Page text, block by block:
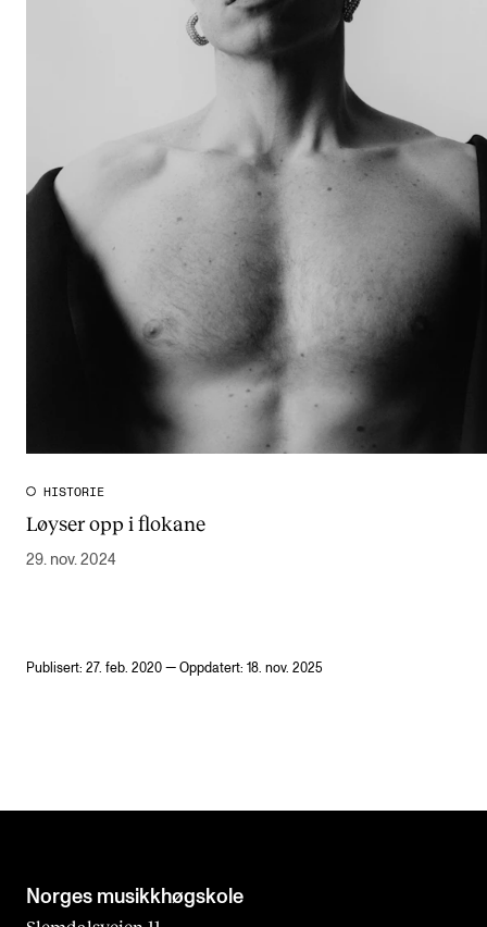
HISTORIE
Løyser opp i flokane
29. nov. 2024
Publisert: 27. feb. 2020 — Oppdatert: 18. nov. 2025
Norges musikk­høgskole